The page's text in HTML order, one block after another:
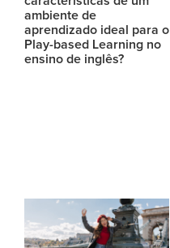
ambiente de
aprendizado ideal para o
Play-based Learning no
ensino de inglês?